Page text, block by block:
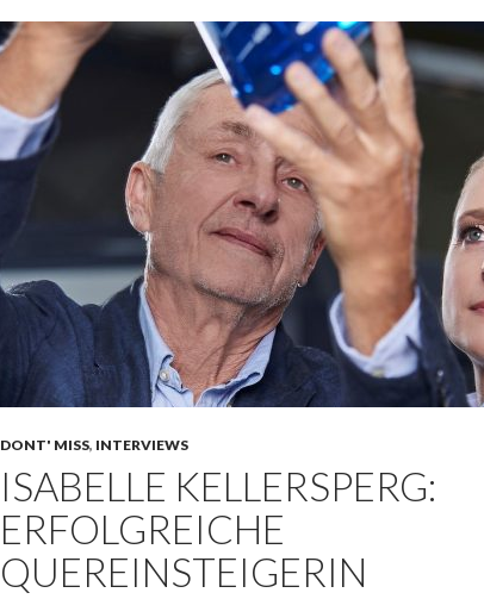
DONT' MISS, INTERVIEWS
ISABELLE KELLERSPERG:
ERFOLGREICHE
QUEREINSTEIGERIN